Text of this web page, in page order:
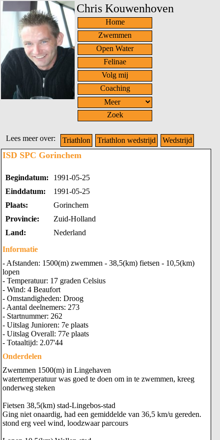
Chris Kouwenhoven
Home
Zwemmen
Open Water
Felinae
Volg mij
Coaching
Zoek
Lees meer over: Triathlon Triathlon wedstrijd Wedstrijd
ISD SPC Gorinchem
Begindatum:
1991-05-25
Einddatum:
1991-05-25
Plaats:
Gorinchem
Provincie:
Zuid-Holland
Land:
Nederland
Informatie
- Afstanden: 1500(m) zwemmen - 38,5(km) fietsen - 10,5(km)
lopen
- Temperatuur: 17 graden Celsius
- Wind: 4 Beaufort
- Omstandigheden: Droog
- Aantal deelnemers: 273
- Startnummer: 262
- Uitslag Junioren: 7e plaats
- Uitslag Overall: 77e plaats
- Totaaltijd: 2.07'44
Onderdelen
Zwemmen 1500(m) in Lingehaven
watertemperatuur was goed te doen om in te zwemmen, kreeg
onderweg steken
Fietsen 38,5(km) stad-Lingebos-stad
Ging niet onaardig, had een gemiddelde van 36,5 km/u gereden.
stond erg veel wind, loodzwaar parcours